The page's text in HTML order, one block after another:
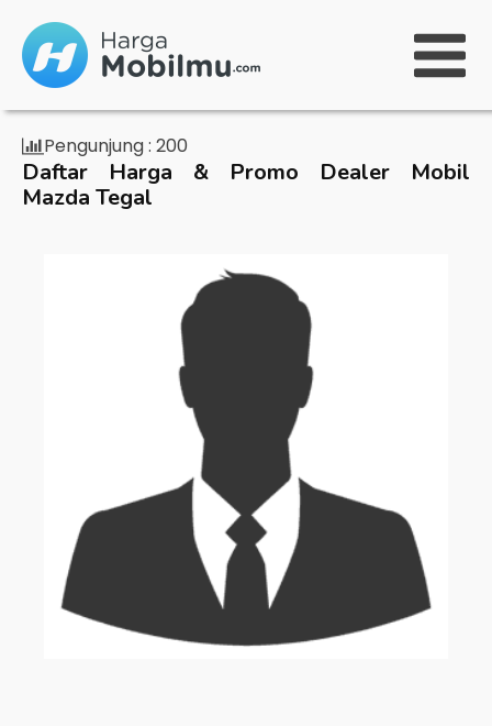
Pengunjung : 200
Daftar Harga & Promo Dealer Mobil
Mazda Tegal